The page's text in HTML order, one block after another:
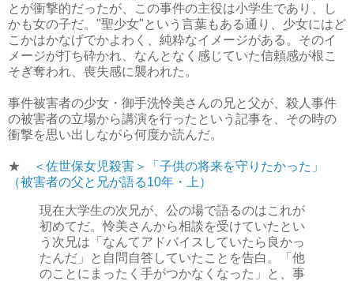
とが衝撃的だったが、この事件の主役は小学生であり、し
かも女の子だ。"聖少女"という言葉もある通り、少女にはど
こかはかなげでかよわく、純粋なイメージがある。そのイ
メージが打ち砕かれ、なんとなく感じていた信頼感が根こ
そぎ奪われ、喪失感に襲われた。
事件被害者の少女・御手洗怜美さんの兄と父が、殺人事件
の被害者の立場から講演を行ったという記事を、その時の
衝撃を思い出しながら何度か読んだ。
★
＜佐世保女児殺害＞「子供の将来を守りたかった」
（被害者の父と兄が語る10年・上）
現在大学生の次兄が、公の場で語るのはこれが
初めてだ。怜美さんから相談を受けていたとい
う次兄は「なんてアドバイスしていたら良かっ
たんだ」と自問自答していたことを告白。「他
のことにまったく手がつかなくなった」と、事